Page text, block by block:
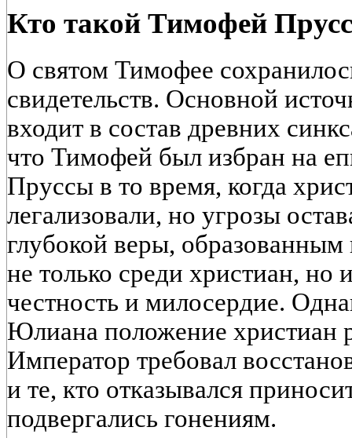
Кто такой Тимофей
О святом Тимофее
свидетельств. Основной
входит в состав древних
что Тимофей был избран на
Пруссы в то время, когда
легализовали, но угрозы
глубокой веры,
не только среди христиан, но
честность и милосердие.
Юлиана положение христиан
Император требовал
и те, кто отказывался
подвергались гонениям.